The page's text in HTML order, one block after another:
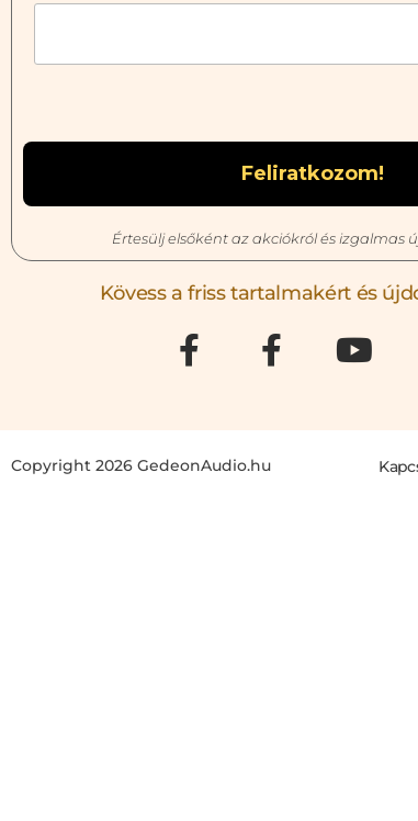
Értesülj elsőként az akciókról és izgalmas
Kövess a friss tartalmakért és
Copyright 2026 GedeonAudio.hu